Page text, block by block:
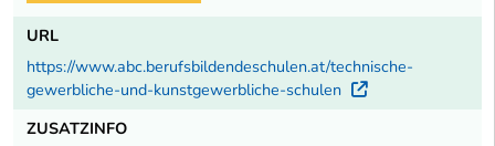
URL
https://www.abc.berufsbildendeschulen.at/technische-
gewerbliche-und-kunstgewerbliche-schulen
Externer
ZUSATZINFO